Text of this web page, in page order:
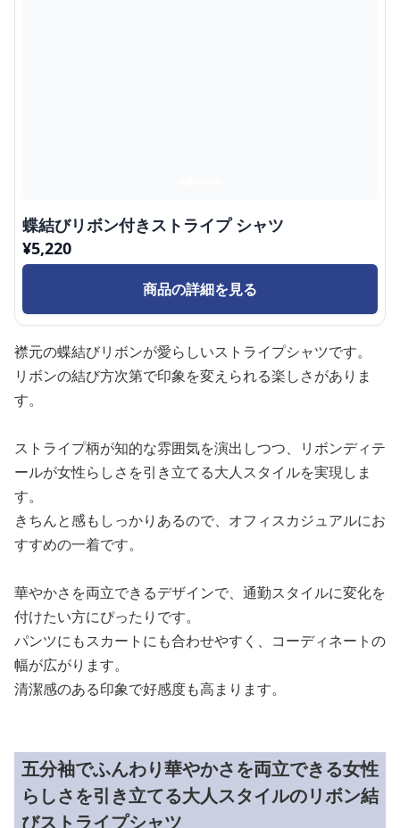
蝶結びリボン付きストライプ シャツ
¥5,220
商品の詳細を見る
襟元の蝶結びリボンが愛らしいストライプシャツです。
リボンの結び方次第で印象を変えられる楽しさがありま
す。
ストライプ柄が知的な雰囲気を演出しつつ、リボンディテ
ールが女性らしさを引き立てる大人スタイルを実現しま
す。
きちんと感もしっかりあるので、オフィスカジュアルにお
すすめの一着です。
華やかさを両立できるデザインで、通勤スタイルに変化を
付けたい方にぴったりです。
パンツにもスカートにも合わせやすく、コーディネートの
幅が広がります。
清潔感のある印象で好感度も高まります。
五分袖でふんわり華やかさを両立できる女性
らしさを引き立てる大人スタイルのリボン結
びストライプシャツ